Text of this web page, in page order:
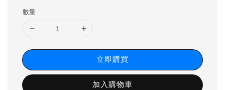
數量
立即購買
加入購物車